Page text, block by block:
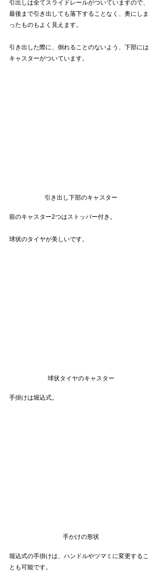
引出しは全てスライドレールがついていますので、
最後まで引き出しても落下することなく、奥にしま
ったものもよく見えます。
引き出した際に、倒れることのないよう、下部には
キャスターがついています。
引き出し下部のキャスター
前のキャスター2つはストッパー付き。
球状のタイヤが美しいです。
球状タイヤのキャスター
手掛けは堀込式。
手かけの形状
堀込式の手掛けは、ハンドルやツマミに変更するこ
とも可能です。